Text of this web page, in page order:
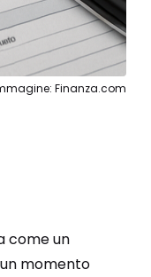
Finanza.com
come un
momento